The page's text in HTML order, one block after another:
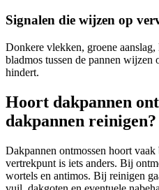
Signalen die wijzen op
Donkere vlekken, groene
bladmos tussen de pannen wijzen
hindert.
Hoort dakpannen
dakpannen reinigen?
Dakpannen ontmossen hoort
vertrekpunt is iets anders. Bij
wortels en antimos. Bij reinigen